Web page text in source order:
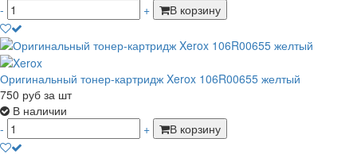
-
+ В корзину
Оригинальный тонер-картридж Xerox 106R00655 желтый
750 руб за шт
В наличии
-
+ В корзину